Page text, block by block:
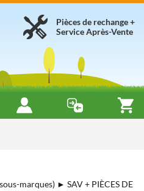
Pièces de rechange +
Service Après-Vente
marques) ► SAV + PIÈCES DE